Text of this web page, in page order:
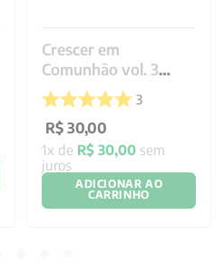
Crescer em
Comunhão vol. 3
Catequizando
3
R$ 30,00
1x de R$ 30,00 sem
juros
ADICIONAR AO
CARRINHO